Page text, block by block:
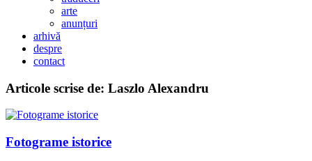
arte
anunțuri
arhivă
despre
contact
Articole scrise de: Laszlo Alexandru
Fotograme istorice